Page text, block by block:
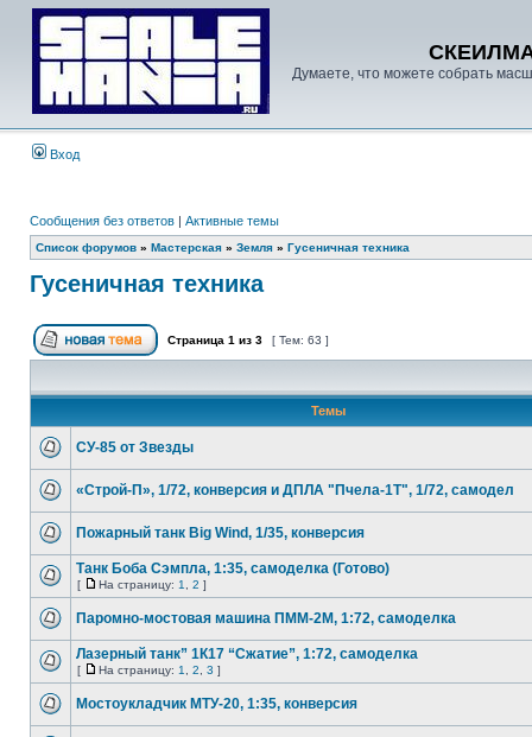
Думаете, что можете собрать
Вход
Сообщения без ответов | Активные темы
Список форумов » Мастерская » Земля » Гусеничная техника
Гусеничная техника
Страница 1 из 3 [ Тем: 63 ]
Темы
СУ-85 от Звезды
«Строй-П», 1/72, конверсия и ДПЛА "Пчела-1Т", 1/72, самодел
Пожарный танк Big Wind, 1/35, конверсия
Танк Боба Сэмпла, 1:35, самоделка (Готово)
[ На страницу: 1 2 ]
Паромно-мостовая машина ПММ-2М, 1:72, самоделка
Лазерный танк” 1К17 “Сжатие”, 1:72, самоделка
[ На страницу: 1 2 3 ]
Мостоукладчик МТУ-20, 1:35, конверсия